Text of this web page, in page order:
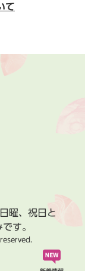
て
曜、祝日と
す。